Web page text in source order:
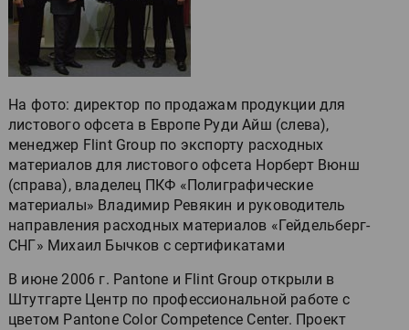
На фото: директор по продажам продукции для
листового офсета в Европе Руди Айш (слева),
менеджер Flint Group по экспорту расходных
материалов для листового офсета Норберт Вюнш
(справа), владелец ПКФ «Полиграфические
материалы» Владимир Ревякин и руководитель
направления расходных материалов «Гейдельберг-
СНГ» Михаил Бычков с сертификатами
В июне 2006 г. Pantone и Flint Group открыли в
Штутгарте Центр по профессиональной работе с
цветом Pantone Color Competence Center. Проект